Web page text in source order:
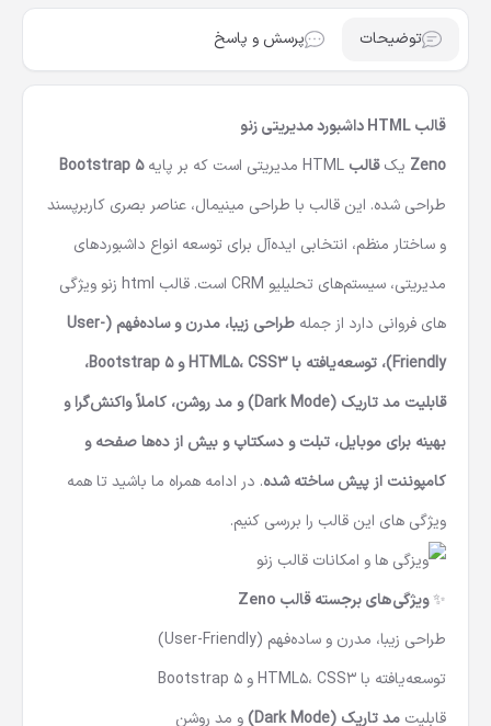
توضیحات پرسش و پاسخ
قالب HTML داشبورد مدیریتی زنو
Zeno
یکقالب است که بر پایهBootstrap 5
طراحی شده. این قالب با طراحی مینیمال، عناصر بصری کاربرپسند
و ساختار منظم، انتخابی ایده‌آل برای توسعه انواع داشبوردهای
مدیریتی، سیستم‌های تحلیلیو CRM است. قالب html زنو ویژگی
های فروانی دارد از جمله
طراحی زیبا، مدرن و ساده‌فهم (User-
Friendly)، توسعه‌یافته با HTML5، CSS3 و Bootstrap 5،
قابلیت مد تاریک (Dark Mode) و مد روشن، کاملاً واکنش‌گرا و
بهینه برای موبایل، تبلت و دسکتاپ و بیش از ده‌ها صفحه و
کامپوننت از پیش ساخته شده
. در ادامه همراه ما باشید تا همه
ویژگی های این قالب را بررسی کنیم.
✨ ویژگی‌های برجسته قالب Zeno
طراحی زیبا، مدرن و ساده‌فهم (User-Friendly)
توسعه‌یافته با HTML5، CSS3 و Bootstrap 5